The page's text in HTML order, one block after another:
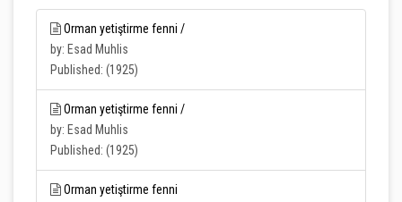
Orman yetiştirme fenni /
by: Esad Muhlis
Published: (1925)
Orman yetiştirme fenni /
by: Esad Muhlis
Published: (1925)
Orman yetiştirme fenni